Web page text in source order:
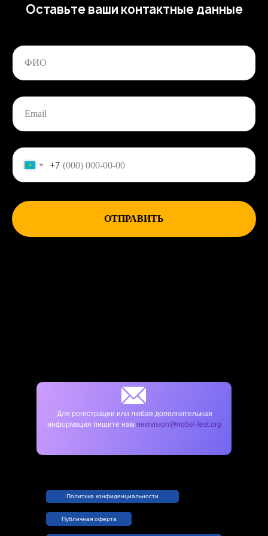
Оставьте ваши контактные данные
+7
ОТПРАВИТЬ
Для регистрации или любая дополнительная
информация пишите нам newvision@nobel-fest.org
Политика конфиденциальности
Публичная оферта